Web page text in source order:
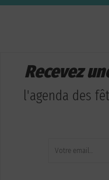
Recevez
l'agenda des